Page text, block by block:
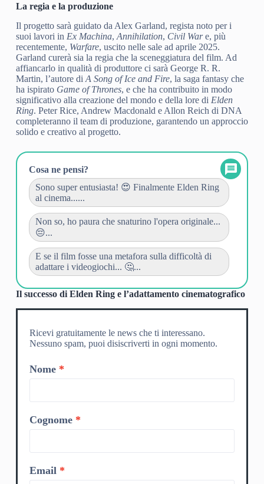
La regia e la produzione
Il progetto sarà guidato da Alex Garland, regista noto per i
suoi lavori in Ex Machina, Annihilation, Civil Ware, più
recentemente, Warfare, uscito nelle sale ad aprile 2025.
Garland curerà sia la regia che la sceneggiatura del film. Ad
affiancarlo in qualità di produttore ci sarà George R. R.
Martin, l’autore di A Song of Ice and Fire, la saga fantasy che
ha ispirato Game of Thrones, e che ha contribuito in modo
significativo alla creazione del mondo e della lore di Elden
Ring. Peter Rice, Andrew Macdonald e Allon Reich di DNA
completeranno il team di produzione, garantendo un approccio
solido e creativo al progetto.
Cosa ne pensi?
Sono super entusiasta! 😍 Finalmente Elden Ring
al cinema......
Non so, ho paura che snaturino l'opera originale...
😔...
E se il film fosse una metafora sulla difficoltà di
adattare i videogiochi... 🤔...
Il successo di Elden Ring e l’adattamento cinematografico
Ricevi gratuitamente le news che ti interessano.
Nessuno spam, puoi disiscriverti in ogni momento.
Nome
Cognome
Email